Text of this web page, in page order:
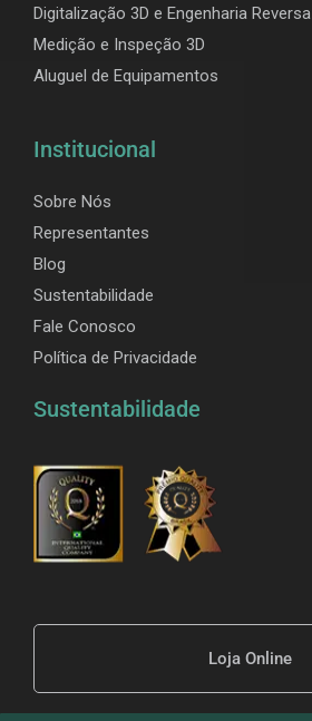
Digitalização 3D e Engenharia Reversa
Medição e Inspeção 3D
Aluguel de Equipamentos
Institucional
Sobre Nós
Representantes
Blog
Sustentabilidade
Fale Conosco
Política de Privacidade
Sustentabilidade
Loja Online